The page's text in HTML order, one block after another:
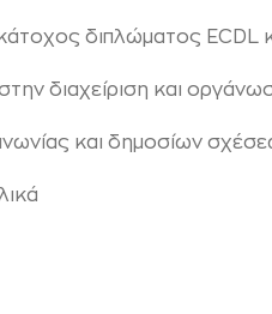
διπλώματος ECDL
στην διαχείριση και
και δημοσίων